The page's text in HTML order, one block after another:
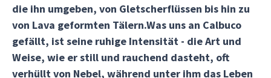
die ihn umgeben, von Gletscherflüssen bis hin zu
von Lava geformten Tälern.Was uns an Calbuco
gefällt, ist seine ruhige Intensität - die Art und
Weise, wie er still und rauchend dasteht, oft
verhüllt von Nebel, während unter ihm das Leben